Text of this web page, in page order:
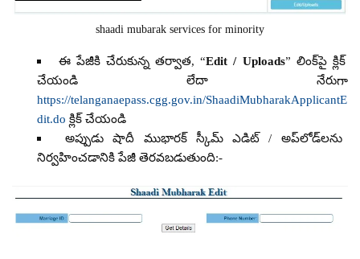
shaadi mubarak services for minority
ఈ పేజీకి చేరుకున్న తర్వాత, “Edit / Uploads” లింక్‌పై క్లిక్
చేయండి లేదా నేరుగా
https://telanganaepass.cgg.gov.in/ShaadiMubharakApplicantE
dit.do క్లిక్ చేయండి
అప్పుడు షాదీ ముభారక్ స్కీమ్ ఎడిట్ / అప్‌లోడ్‌లను
నిర్వహించడానికి పేజీ తెరవబడుతుంది:-